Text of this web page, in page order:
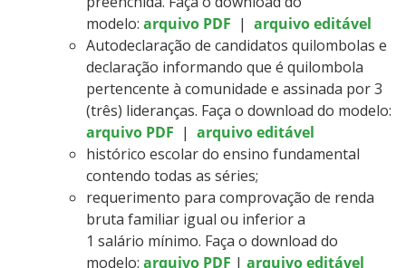
modelo: arquivo PDF | arquivo editável
Autodeclaração de candidatos quilombolas e
declaração informando que é quilombola
pertencente à comunidade e assinada por 3
(três) lideranças. Faça o download do modelo:
arquivo PDF | arquivo editável
histórico escolar do ensino fundamental
contendo todas as séries;
requerimento para comprovação de renda
bruta familiar igual ou inferior a
1 salário mínimo. Faça o download do
modelo: arquivo PDF | arquivo editável